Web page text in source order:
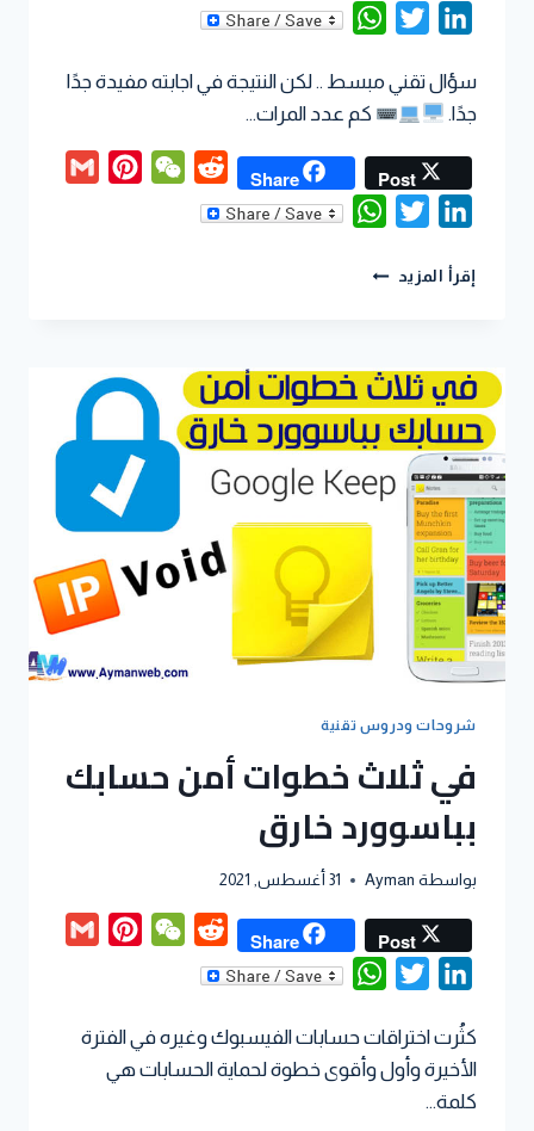
LinkedIn
Twitter
WhatsApp
سؤال تقني مبسط .. لكن النتيجة في اجابته مفيدة جدًا
جدًا.
كم عدد المرات…
Post
Share
Reddit
WeChat
Pinterest
LinkedIn
Twitter
WhatsApp
إقرأ المزيد
شروحات ودروس تقنية
في ثلاث خطوات أمن حسابك
بباسوورد خارق
بواسطة Ayman 31 أغسطس, 2021
Post
Share
Reddit
WeChat
Pinterest
LinkedIn
Twitter
WhatsApp
كثُرت اختراقات حسابات الفيسبوك وغيره في الفترة
الأخيرة وأول وأقوى خطوة لحماية الحسابات هي
كلمة…